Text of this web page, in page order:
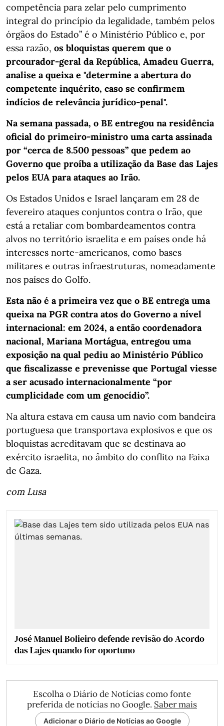
competência para zelar pelo cumprimento
integral do princípio da legalidade, também pelos
órgãos do Estado” é o Ministério Público e, por
essa razão, os bloquistas querem que o
prcourador-geral da República, Amadeu Guerra,
analise a queixa e "determine a abertura do
competente inquérito, caso se confirmem
indícios de relevância jurídico-penal".
Na semana passada, o BE entregou na residência
oficial do primeiro-ministro uma carta assinada
por “cerca de 8.500 pessoas” que pedem ao
Governo que proíba a utilização da Base das Lajes
pelos EUA para ataques ao Irão.
Os Estados Unidos e Israel lançaram em 28 de
fevereiro ataques conjuntos contra o Irão, que
está a retaliar com bombardeamentos contra
alvos no território israelita e em países onde há
interesses norte-americanos, como bases
militares e outras infraestruturas, nomeadamente
nos países do Golfo.
Esta não é a primeira vez que o BE entrega uma
queixa na PGR contra atos do Governo a nível
internacional: em 2024, a então coordenadora
nacional, Mariana Mortágua, entregou uma
exposição na qual pediu ao Ministério Público
que fiscalizasse e prevenisse que Portugal viesse
a ser acusado internacionalmente “por
cumplicidade com um genocídio”.
Na altura estava em causa um navio com bandeira
portuguesa que transportava explosivos e que os
bloquistas acreditavam que se destinava ao
exército israelita, no âmbito do conflito na Faixa
de Gaza.
com Lusa
José Manuel Bolieiro defende revisão do Acordo
das Lajes quando for oportuno
Escolha o Diário de Notícias como fonte
preferida de notícias no Google. Saber mais
Adicionar o Diário de Notícias ao Google